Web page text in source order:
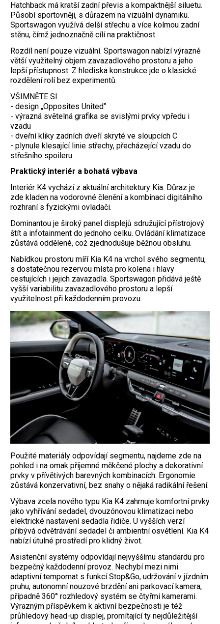
Hatchback má kratší zadní převis a kompaktnější siluetu.
Působí sportovněji, s důrazem na vizuální dynamiku.
Sportswagon využívá delší střechu a více kolmou zadní
stěnu, čímž jednoznačně cílí na praktičnost.
Rozdíl není pouze vizuální. Sportswagon nabízí výrazně
větší využitelný objem zavazadlového prostoru a jeho
lepší přístupnost. Z hlediska konstrukce jde o klasické
rozdělení rolí bez experimentů.
VŠIMNĚTE SI
- design „Opposites United“
- výrazná světelná grafika se svislými prvky vpředu i
vzadu
- dveřní kliky zadních dveří skryté ve sloupcích C
- plynule klesající linie střechy, přecházející vzadu do
střešního spoileru
Praktický interiér a bohatá výbava
Interiér K4 vychází z aktuální architektury Kia. Důraz je
zde kladen na vodorovné členění a kombinaci digitálního
rozhraní s fyzickými ovladači.
Dominantou je široký panel displejů sdružující přístrojový
štít a infotainment do jednoho celku. Ovládání klimatizace
zůstává oddělené, což zjednodušuje běžnou obsluhu.
Nabídkou prostoru míří Kia K4 na vrchol svého segmentu,
s dostatečnou rezervou místa pro kolena i hlavy
cestujících i jejich zavazadla. Sportswagon přidává ještě
vyšší variabilitu zavazadlového prostoru a lepší
využitelnost při každodenním provozu.
Použité materiály odpovídají segmentu, najdeme zde na
pohled i na omak příjemné měkčené plochy a dekorativní
prvky v přívětivých barevných kombinacích. Ergonomie
zůstává konzervativní, bez snahy o nějaká radikální řešení.
Výbava zcela nového typu Kia K4 zahrnuje komfortní prvky
jako vyhřívání sedadel, dvouzónovou klimatizaci nebo
elektrické nastavení sedadla řidiče. U vyšších verzí
přibývá odvětrávání sedadel či ambientní osvětlení. Kia K4
nabízí útulné prostředí pro klidný život.
Asistenční systémy odpovídají nejvyššímu standardu pro
bezpečný každodenní provoz. Nechybí mezi nimi
adaptivní tempomat s funkcí Stop&Go, udržování v jízdním
pruhu, autonomní nouzové brzdění ani parkovací kamera,
případně 360° rozhledový systém se čtyřmi kamerami.
Výrazným příspěvkem k aktivní bezpečnosti je též
průhledový head-up displej, promítající ty nejdůležitější